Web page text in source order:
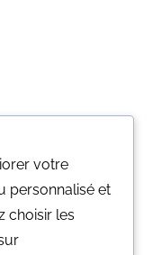
votre
personnalisé et
choisir les